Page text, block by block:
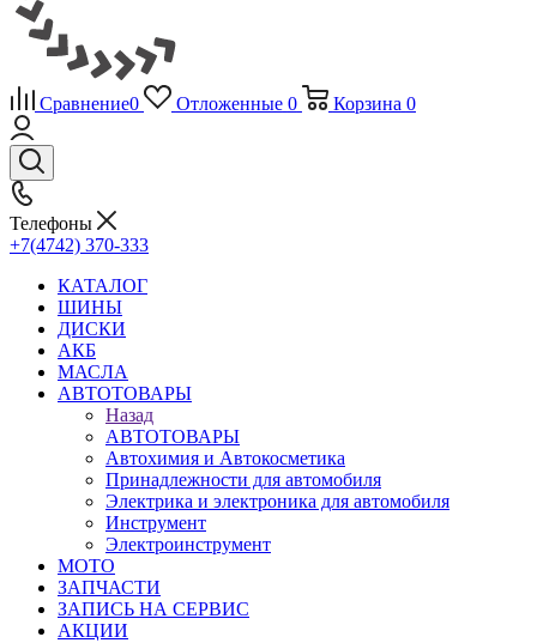
Сравнение0 Отложенные 0 Корзина 0
Телефоны
+7(4742) 370-333
КАТАЛОГ
ШИНЫ
ДИСКИ
АКБ
МАСЛА
АВТОТОВАРЫ
Назад
АВТОТОВАРЫ
Автохимия и Автокосметика
Принадлежности для автомобиля
Электрика и электроника для автомобиля
Инструмент
Электроинструмент
МОТО
ЗАПЧАСТИ
ЗАПИСЬ НА СЕРВИС
АКЦИИ